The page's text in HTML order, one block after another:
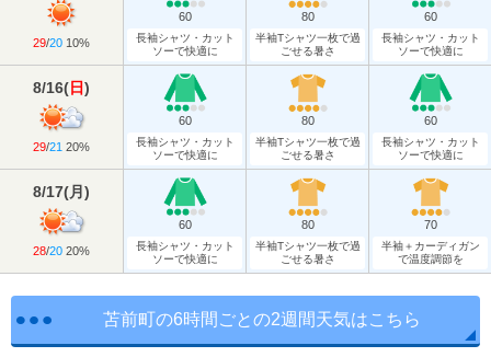
29/20 10%
60
長袖シャツ・カット
ソーで快適に
80
半袖Tシャツ一枚で過
ごせる暑さ
60
長袖シャツ・カット
ソーで快適に
8/16(日)
29/21 20%
60
長袖シャツ・カット
ソーで快適に
80
半袖Tシャツ一枚で過
ごせる暑さ
60
長袖シャツ・カット
ソーで快適に
8/17(月 )
28/20 20%
60
長袖シャツ・カット
ソーで快適に
80
半袖Tシャツ一枚で過
ごせる暑さ
70
半袖＋カーディガン
で温度調節を
苫前町の6時間ごとの2週間天気はこちら